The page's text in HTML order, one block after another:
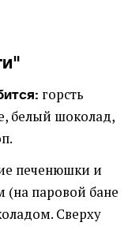
горсть
белый шоколад,
печенюшки и
(на паровой бане
Сверху